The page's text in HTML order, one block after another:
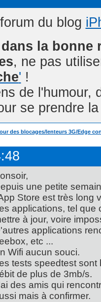
du blog
la bonne
, ne pas
' !
de l'humour,
se prendre
des blocages/lenteurs 3G/Edge
une petite
Store est très long
applications, tel que
à jour, voire
applications
etc ...
Wifi aucun souci.
tests speedtest
de plus de 3mb/s.
des amis qui
mais à confirmer.